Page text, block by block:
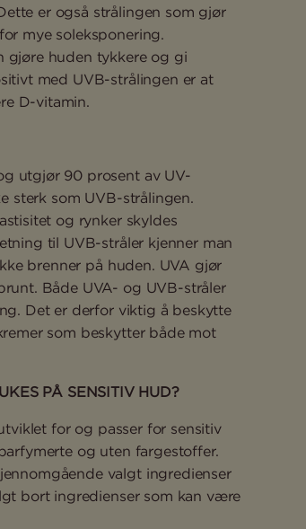
er også strålingen som gjør
mye soleksponering.
gjøre huden tykkere og gi
med UVB-strålingen er at
D-vitamin.
utgjør 90 prosent av UV-
sterk som UVB-strålingen.
og rynker skyldes
til UVB-stråler kjenner man
brenner på huden. UVA gjør
Både UVA- og UVB-stråler
Det er derfor viktig å beskytte
som beskytter både mot
PÅ SENSITIV HUD?
for og passer for sensitiv
og uten fargestoffer.
valgt ingredienser
bort ingredienser som kan være